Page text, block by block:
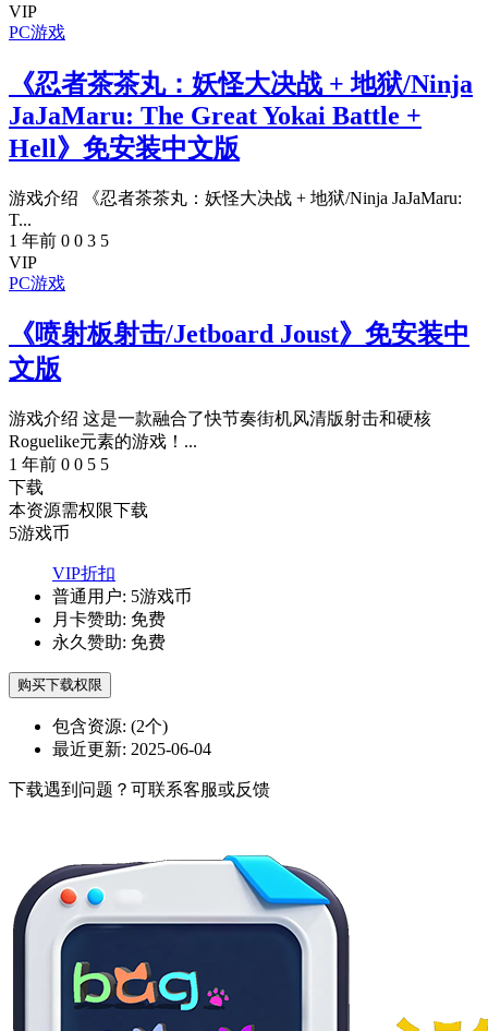
VIP
PC游戏
《忍者茶茶丸：妖怪大决战 + 地狱/Ninja
JaJaMaru: The Great Yokai Battle +
Hell》免安装中文版
游戏介绍 《忍者茶茶丸：妖怪大决战 + 地狱/Ninja JaJaMaru:
T...
1 年前 0 0 3 5
VIP
PC游戏
《喷射板射击/Jetboard Joust》免安装中
文版
游戏介绍 这是一款融合了快节奏街机风清版射击和硬核
Roguelike元素的游戏！...
1 年前 0 0 5 5
下载
本资源需权限下载
5游戏币
VIP折扣
普通用户: 5游戏币
月卡赞助: 免费
永久赞助: 免费
购买下载权限
包含资源: (2个)
最近更新: 2025-06-04
下载遇到问题？可联系客服或反馈